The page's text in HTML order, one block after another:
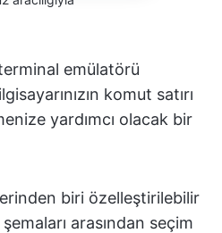
emülatörü
komut satırı
yardımcı olacak bir
biri özelleştirilebilir
arasından seçim